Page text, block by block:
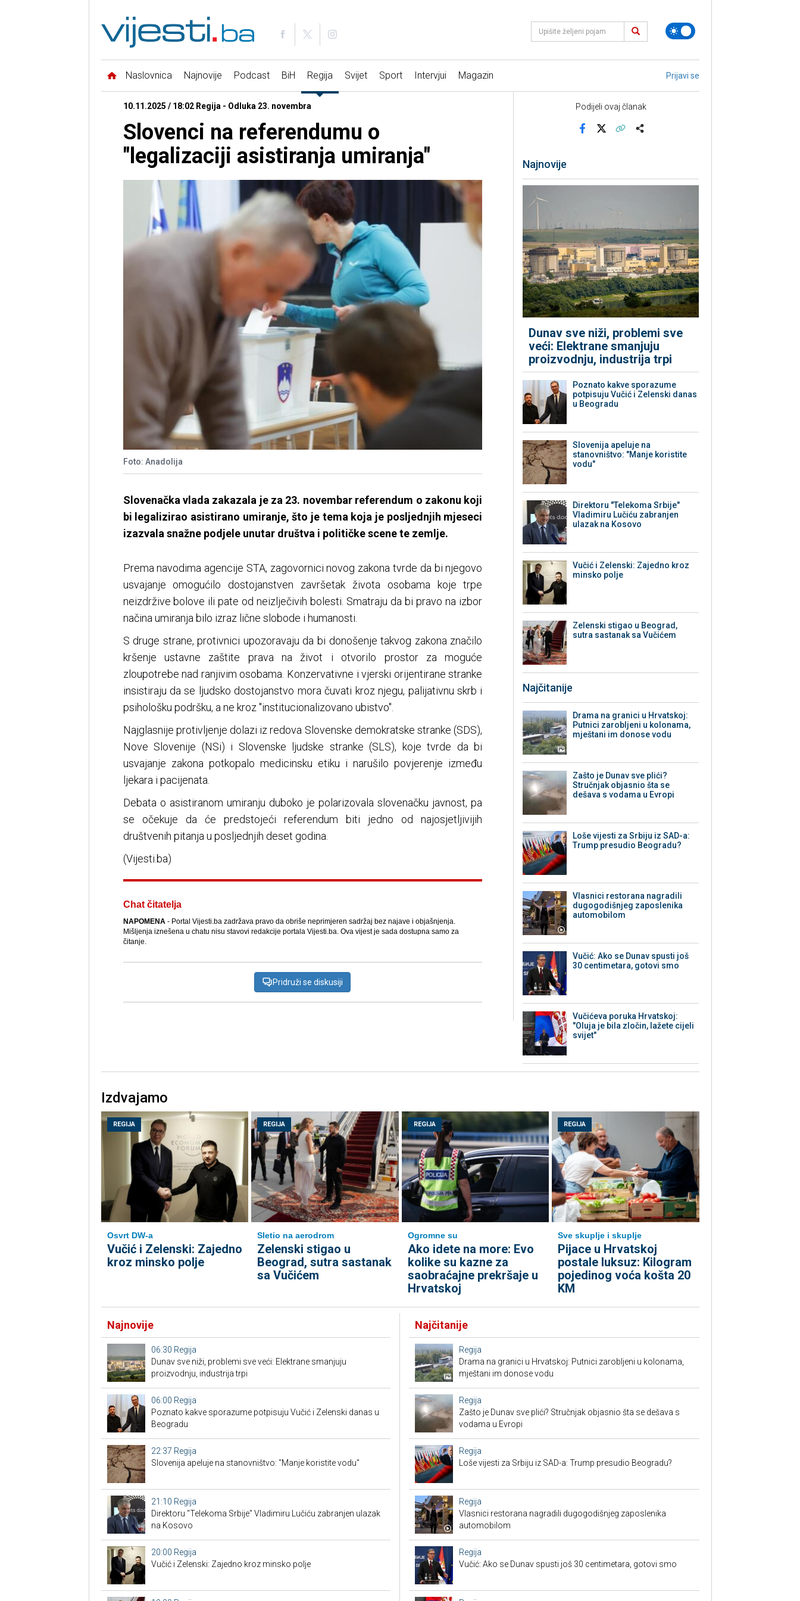
Naslovnica Najnovije Podcast BiH Regija Svijet Sport Intervjui Magazin Prijavi se
10.11.2025 / 18:02 Regija - Odluka 23. novembra
Slovenci na referendumu o
"legalizaciji asistiranja umiranja"
Foto: Anadolija
Slovenačka vlada zakazala je za 23. novembar referendum o zakonu koji
bi legalizirao asistirano umiranje, što je tema koja je posljednjih mjeseci
izazvala snažne podjele unutar društva i političke scene te zemlje.
Prema navodima agencije STA, zagovornici novog zakona tvrde da bi njegovo
usvajanje omogućilo dostojanstven završetak života osobama koje trpe
neizdržive bolove ili pate od neizlječivih bolesti. Smatraju da bi pravo na izbor
načina umiranja bilo izraz lične slobode i humanosti.
S druge strane, protivnici upozoravaju da bi donošenje takvog zakona značilo
kršenje ustavne zaštite prava na život i otvorilo prostor za moguće
zloupotrebe nad ranjivim osobama. Konzervativne i vjerski orijentirane stranke
insistiraju da se ljudsko dostojanstvo mora čuvati kroz njegu, palijativnu skrb i
psihološku podršku, a ne kroz "institucionalizovano ubistvo".
Najglasnije protivljenje dolazi iz redova Slovenske demokratske stranke (SDS),
Nove Slovenije (NSi) i Slovenske ljudske stranke (SLS), koje tvrde da bi
usvajanje zakona potkopalo medicinsku etiku i narušilo povjerenje između
ljekara i pacijenata.
Debata o asistiranom umiranju duboko je polarizovala slovenačku javnost, pa
se očekuje da će predstojeći referendum biti jedno od najosjetljivijih
društvenih pitanja u posljednjih deset godina.
(Vijesti.ba)
Chat čitatelja
NAPOMENA- Portal Vijesti.ba zadržava pravo da obriše neprimjeren sadržaj bez najave i objašnjenja.
Mišljenja iznešena u chatu nisu stavovi redakcije portala Vijesti.ba. Ova vijest je sada dostupna samo za
čitanje.
Pridruži se diskusiji
Podijeli ovaj članak
Najnovije
Dunav sve niži, problemi sve
veći: Elektrane smanjuju
proizvodnju, industrija trpi
Poznato kakve sporazume
potpisuju Vučić i Zelenski danas
u Beogradu
Slovenija apeluje na
stanovništvo: "Manje koristite
vodu"
Direktoru "Telekoma Srbije"
Vladimiru Lučiću zabranjen
ulazak na Kosovo
Vučić i Zelenski: Zajedno kroz
minsko polje
Zelenski stigao u Beograd,
sutra sastanak sa Vučićem
Najčitanije
Drama na granici u Hrvatskoj:
Putnici zarobljeni u kolonama,
mještani im donose vodu
Zašto je Dunav sve plići?
Stručnjak objasnio šta se
dešava s vodama u Evropi
Loše vijesti za Srbiju iz SAD-a:
Trump presudio Beogradu?
Vlasnici restorana nagradili
dugogodišnjeg zaposlenika
automobilom
Vučić: Ako se Dunav spusti još
30 centimetara, gotovi smo
Vučićeva poruka Hrvatskoj:
"Oluja je bila zločin, lažete cijeli
svijet"
Izdvajamo
REGIJA
Osvrt DW-a
Vučić i Zelenski: Zajedno
kroz minsko polje
REGIJA
Sletio na aerodrom
Zelenski stigao u
Beograd, sutra sastanak
sa Vučićem
REGIJA
Ogromne su
Ako idete na more: Evo
kolike su kazne za
saobraćajne prekršaje u
Hrvatskoj
REGIJA
Sve skuplje i skuplje
Pijace u Hrvatskoj
postale luksuz: Kilogram
pojedinog voća košta 20
KM
Najnovije
06:30 Regija
Dunav sve niži, problemi sve veći: Elektrane smanjuju
proizvodnju, industrija trpi
06:00 Regija
Poznato kakve sporazume potpisuju Vučić i Zelenski danas u
Beogradu
22:37 Regija
Slovenija apeluje na stanovništvo: "Manje koristite vodu"
21:10 Regija
Direktoru "Telekoma Srbije" Vladimiru Lučiću zabranjen ulazak
na Kosovo
20:00 Regija
Vučić i Zelenski: Zajedno kroz minsko polje
Najčitanije
Regija
Drama na granici u Hrvatskoj: Putnici zarobljeni u kolonama,
mještani im donose vodu
Regija
Zašto je Dunav sve plići? Stručnjak objasnio šta se dešava s
vodama u Evropi
Regija
Loše vijesti za Srbiju iz SAD-a: Trump presudio Beogradu?
Regija
Vlasnici restorana nagradili dugogodišnjeg zaposlenika
automobilom
Regija
Vučić: Ako se Dunav spusti još 30 centimetara, gotovi smo